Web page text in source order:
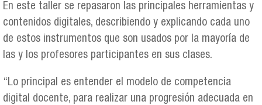
En este taller se repasaron las principales herramientas y
contenidos digitales, describiendo y explicando cada uno
de estos instrumentos que son usados por la mayoría de
las y los profesores participantes en sus clases.
“Lo principal es entender el modelo de competencia
digital docente, para realizar una progresión adecuada en